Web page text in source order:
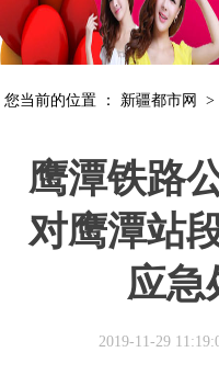
您当前的位置 ： 新疆都市网 >
鹰潭铁路
对鹰潭站
应急
2019-11-29